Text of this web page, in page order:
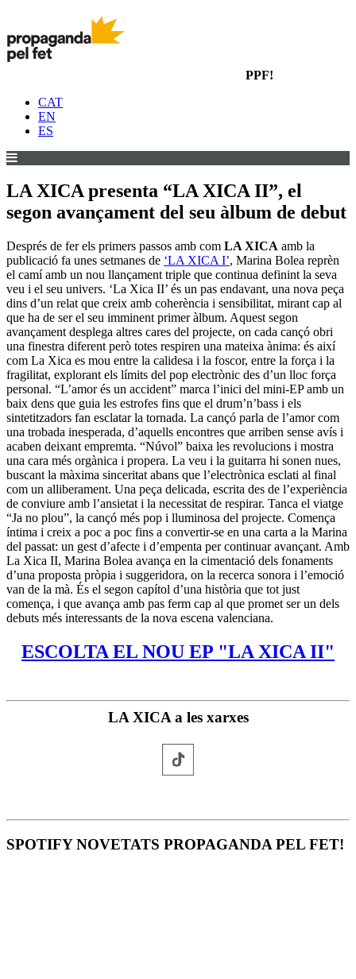
PPF!
CAT
EN
ES
LA XICA presenta “LA XICA II”, el
segon avançament del seu àlbum de debut
Després de fer els primers passos amb com LA XICA amb la
publicació fa unes setmanes de ‘LA XICA I’, Marina Bolea reprèn
el camí amb un nou llançament triple que continua definint la seva
veu i el seu univers. ‘La Xica II’ és un pas endavant, una nova peça
dins d’un relat que creix amb coherència i sensibilitat, mirant cap al
que ha de ser el seu imminent primer àlbum. Aquest segon
avançament desplega altres cares del projecte, on cada cançó obri
una finestra diferent però totes respiren una mateixa ànima: és així
com La Xica es mou entre la calidesa i la foscor, entre la força i la
fragilitat, explorant els límits del pop electrònic des d’un lloc força
personal. “L’amor és un accident” marca l’inici del mini-EP amb un
baix dens que guia les estrofes fins que el drum’n’bass i els
sintetitzadors fan esclatar la tornada. La cançó parla de l’amor com
una trobada inesperada, d’aquells encontres que arriben sense avís i
acaben deixant empremta. “Núvol” baixa les revolucions i mostra
una cara més orgànica i propera. La veu i la guitarra hi sonen nues,
buscant la màxima sinceritat abans que l’electrònica esclati al final
com un alliberament. Una peça delicada, escrita des de l’experiència
de conviure amb l’ansietat i la necessitat de respirar. Tanca el viatge
“Ja no plou”, la cançó més pop i lluminosa del projecte. Comença
íntima i creix a poc a poc fins a convertir-se en una carta a la Marina
del passat: un gest d’afecte i d’empenta per continuar avançant. Amb
La Xica II, Marina Bolea avança en la cimentació dels fonaments
d’una proposta pròpia i suggeridora, on la recerca sonora i l’emoció
van de la mà. És el segon capítol d’una història que tot just
comença, i que avança amb pas ferm cap al que promet ser un dels
debuts més interessants de la nova escena valenciana.
ESCOLTA EL NOU EP "LA XICA II"
LA XICA a les xarxes
SPOTIFY NOVETATS PROPAGANDA PEL FET!